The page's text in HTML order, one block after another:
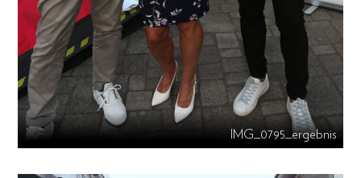
IMG_0795_ergebnis